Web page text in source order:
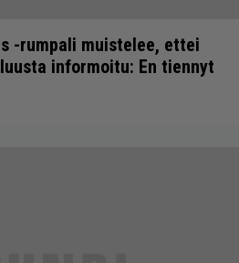
-rumpali muistelee, ettei
informoitu: En tiennyt